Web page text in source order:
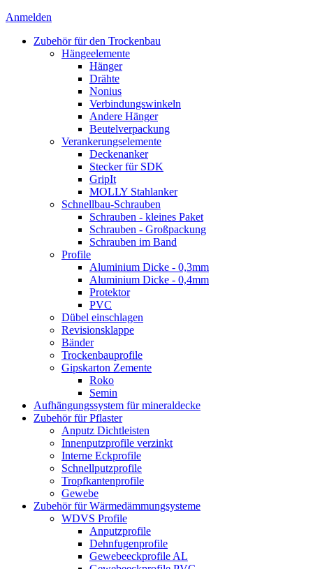
Anmelden
Zubehör für den Trockenbau
Hängeelemente
Hänger
Drähte
Nonius
Verbindungswinkeln
Andere Hänger
Beutelverpackung
Verankerungselemente
Deckenanker
Stecker für SDK
GripIt
MOLLY Stahlanker
Schnellbau-Schrauben
Schrauben - kleines Paket
Schrauben - Großpackung
Schrauben im Band
Profile
Aluminium Dicke - 0,3mm
Aluminium Dicke - 0,4mm
Protektor
PVC
Dübel einschlagen
Revisionsklappe
Bänder
Trockenbauprofile
Gipskarton Zemente
Roko
Semin
Aufhängungssystem für mineraldecke
Zubehör für Pflaster
Anputz Dichtleisten
Innenputzprofile verzinkt
Interne Eckprofile
Schnellputzprofile
Tropfkantenprofile
Gewebe
Zubehör für Wärmedämmungsysteme
WDVS Profile
Anputzprofile
Dehnfugenprofile
Gewebeeckprofile AL